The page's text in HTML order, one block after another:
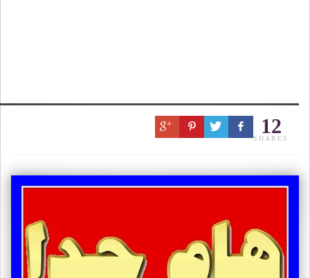
12
SHARES